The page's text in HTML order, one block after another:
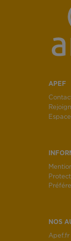
APEF
NOS
Apef.fr